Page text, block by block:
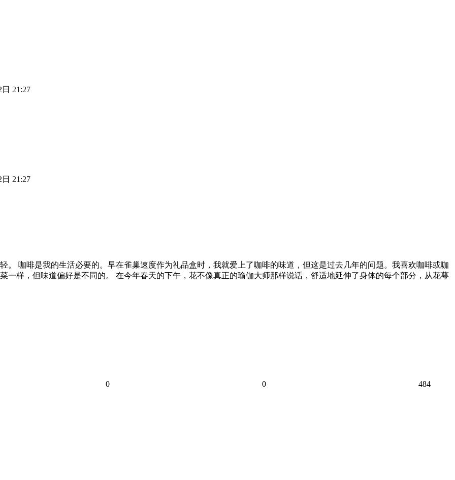
21:27
21:27
。 咖啡是我的生活必要的。早在雀巢速度作为礼品盒时，我就爱上了咖啡的味道，但这是过去几年的问题。我喜欢咖啡或咖
一样，但味道偏好是不同的。 在今年春天的下午，花不像真正的瑜伽大师那样说话，舒适地延伸了身体的每个部分，从花萼
0 0 484